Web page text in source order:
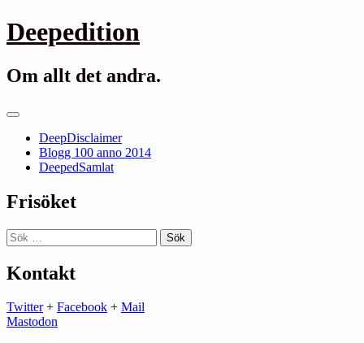
Gå
till
Deepedition
Om allt det andra.
Primär
DeepDisclaimer
Blogg 100 anno 2014
DeepedSamlat
Frisöket
Sök
efter:
Kontakt
Twitter+ Facebook + Mail
Mastodon